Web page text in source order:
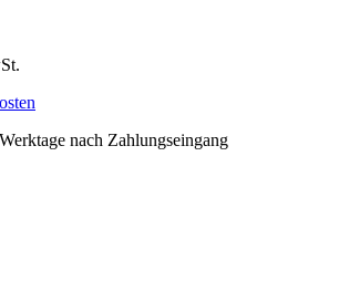
nach Zahlungseingang